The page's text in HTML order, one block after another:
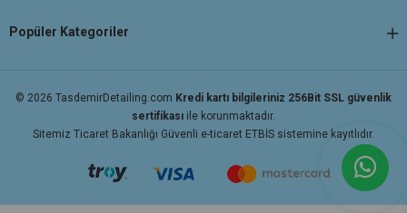
Popüler Kategoriler
© 2026 TasdemirDetailing.com Kredi kartı bilgileriniz 256Bit SSL güvenlik
sertifikası ile korunmaktadır.
Sitemiz Ticaret Bakanlığı Güvenli e-ticaret ETBİS sistemine kayıtlıdır.